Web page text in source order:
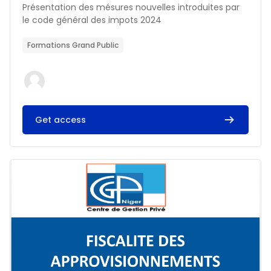
Résumé du cours :
Présentation des mésures nouvelles introduites par
le code général des impots 2024
Formations Grand Public
Get access
Image du cours FISCALITE DES APPROVISIONNEMENTS